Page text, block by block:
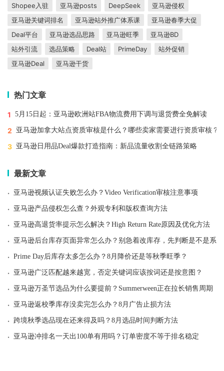
Shopee入驻
亚马逊posts DeepSeek
亚马逊侵权
亚马逊关键词排名
亚马逊站外推广体系课
亚马逊春季大促
Deal平台
亚马逊选品思路 亚马逊旺季
亚马逊BD
站外引流
选品策略 Deal站 PrimeDay
站外促销
亚马逊Deal
亚马逊干货
热门文章
1 5月15日起：亚马逊欧洲站FBA物流费用下调与退货费全免解读
2 亚马逊加拿大站点资质审核是什么？哪些卖家需要进行资质审核？
3 亚马逊日用品Deal爆款打造指南：新品流量收割全链路策略
最新文章
· 亚马逊视频认证失败怎么办？Video Verification审核注意事项
· 亚马逊产品侵权怎么查？外观专利和版权查询方法
· 亚马逊高退货率提示怎么解决？High Return Rate原因及优化方法
· 亚马逊后台库存页面异常怎么办？别急着改库存，先判断是不是系
· Prime Day后库存太多怎么办？8月降价还是等秋季旺季？
· 亚马逊广泛匹配越来越宽，否定关键词应该按词还是按意图？
· 亚马逊万圣节选品为什么要提前？Summerween正在拉长销售周期
· 亚马逊返校季库存没卖完怎么办？8月广告止损方法
· 跨境秋季选品现在还来得及吗？8月选品时间判断方法
· 亚马逊冲排名一天出100单有用吗？订单密度不等于排名稳定